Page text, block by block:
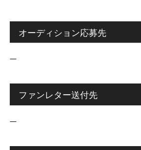
オーディション応募先
―
ファンレター送付先
―